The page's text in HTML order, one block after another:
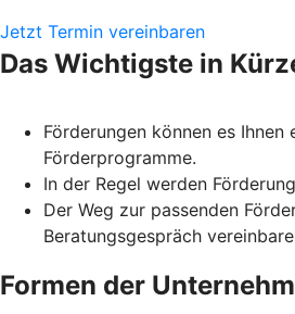
Jetzt Termin vereinbaren
Das Wichtigste in
Förderungen können es
Förderprogramme.
In der Regel werden
Der Weg zur passenden
Beratungsgespräch
Formen der